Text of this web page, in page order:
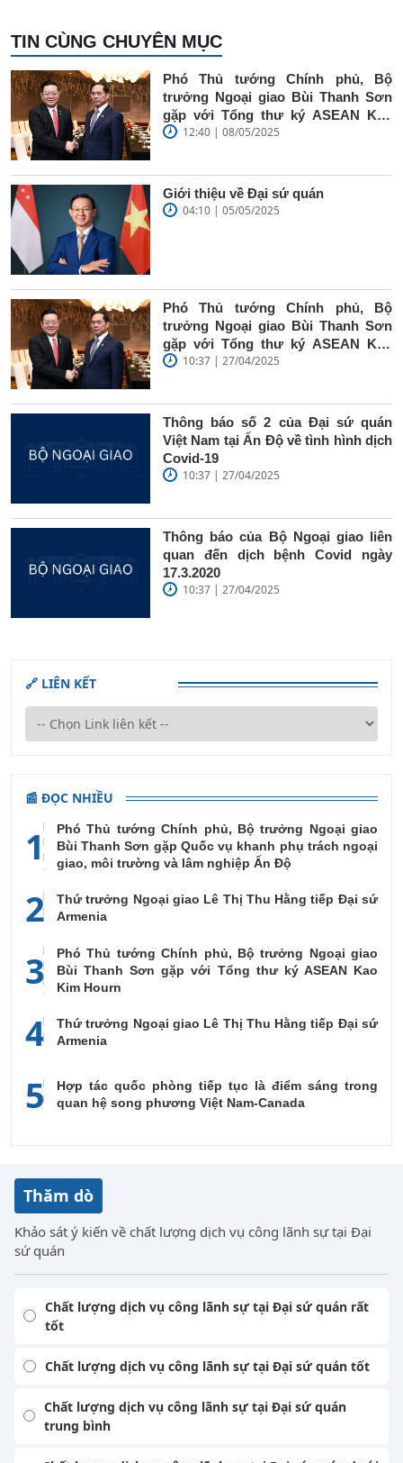
TIN CÙNG CHUYÊN MỤC
Phó Thủ tướng Chính phủ, Bộ
trưởng Ngoại giao Bùi Thanh Sơn
gặp với Tổng thư ký ASEAN Kao
Kim Hourn
12:40 | 08/05/2025
Giới thiệu về Đại sứ quán
04:10 | 05/05/2025
Phó Thủ tướng Chính phủ, Bộ
trưởng Ngoại giao Bùi Thanh Sơn
gặp với Tổng thư ký ASEAN Kao
Kim Hourn
10:37 | 27/04/2025
Thông báo số 2 của Đại sứ quán
Việt Nam tại Ấn Độ về tình hình dịch
Covid-19
10:37 | 27/04/2025
Thông báo của Bộ Ngoại giao liên
quan đến dịch bệnh Covid ngày
17.3.2020
10:37 | 27/04/2025
🔗 LIÊN KẾT
📰 ĐỌC NHIỀU
1
Phó Thủ tướng Chính phủ, Bộ trưởng Ngoại giao
Bùi Thanh Sơn gặp Quốc vụ khanh phụ trách ngoại
giao, môi trường và lâm nghiệp Ấn Độ
2
Thứ trưởng Ngoại giao Lê Thị Thu Hằng tiếp Đại sứ
Armenia
3
Phó Thủ tướng Chính phủ, Bộ trưởng Ngoại giao
Bùi Thanh Sơn gặp với Tổng thư ký ASEAN Kao
Kim Hourn
4
Thứ trưởng Ngoại giao Lê Thị Thu Hằng tiếp Đại sứ
Armenia
5
Hợp tác quốc phòng tiếp tục là điểm sáng trong
quan hệ song phương Việt Nam-Canada
Thăm dò
Khảo sát ý kiến về chất lượng dịch vụ công lãnh sự tại Đại
sứ quán
Chất lượng dịch vụ công lãnh sự tại Đại sứ quán rất
tốt
Chất lượng dịch vụ công lãnh sự tại Đại sứ quán tốt
Chất lượng dịch vụ công lãnh sự tại Đại sứ quán
trung bình